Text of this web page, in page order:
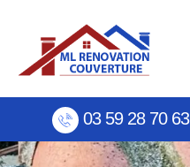
03 59 28 70 63